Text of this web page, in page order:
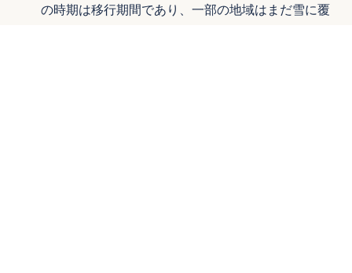
の時期は移行期間であり、一部の地域はまだ雪に覆